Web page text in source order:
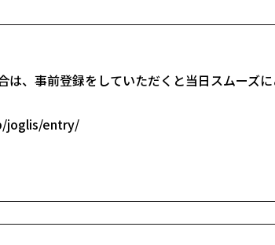
、事前登録をしていただくと当日スムーズに
joglis/entry/